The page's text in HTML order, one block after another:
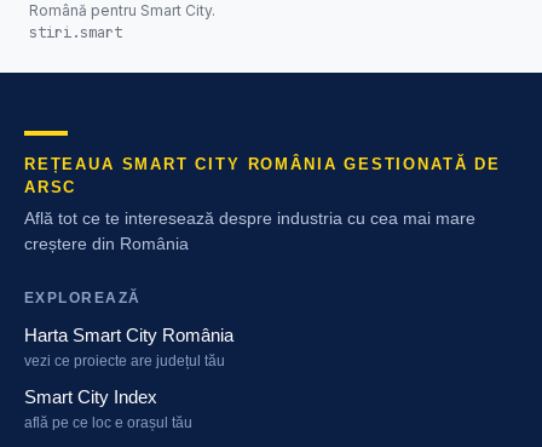
Română pentru Smart City.
stiri.smart
REȚEAUA SMART CITY ROMÂNIA GESTIONATĂ DE
ARSC
Află tot ce te interesează despre industria cu cea mai mare
creștere din România
EXPLOREAZĂ
Harta Smart City România
vezi ce proiecte are județul tău
Smart City Index
află pe ce loc e orașul tău